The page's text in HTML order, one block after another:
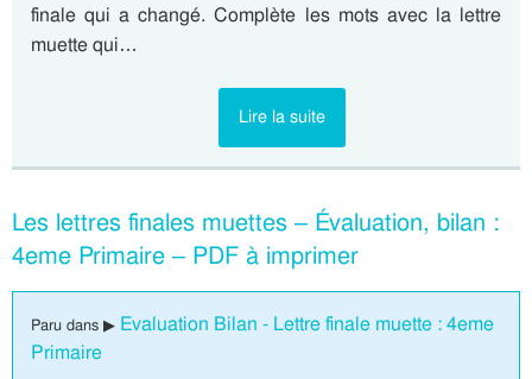
finale qui a changé. Complète les mots avec la lettre
muette qui…
Lire la suite
Les lettres finales muettes – Évaluation, bilan :
4eme Primaire – PDF à imprimer
Paru dans ▶ Evaluation Bilan - Lettre finale muette : 4eme
Primaire